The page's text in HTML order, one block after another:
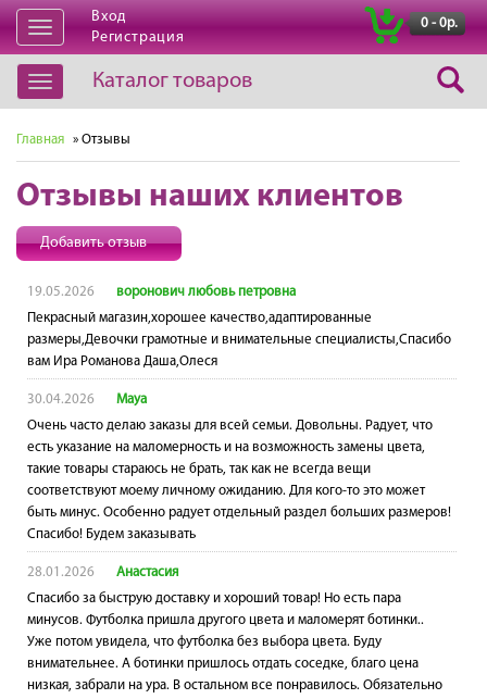
Открыть
навигацию
Вход
Регистрация
0 - 0р.
Открыть
навигацию
Каталог товаров
Главная » Отзывы
Отзывы наших клиентов
Добавить отзыв
19.05.2026
воронович любовь петровна
Пекрасный магазин,хорошее качество,адаптированные
размеры,Девочки грамотные и внимательные специалисты,Спасибо
вам Ира Романова Даша,Олеся
30.04.2026
Maya
Очень часто делаю заказы для всей семьи. Довольны. Радует, что
есть указание на маломерность и на возможность замены цвета,
такие товары стараюсь не брать, так как не всегда вещи
соответствуют моему личному ожиданию. Для кого-то это может
быть минус. Особенно радует отдельный раздел больших размеров!
Спасибо! Будем заказывать
28.01.2026
Анастасия
Спасибо за быструю доставку и хороший товар! Но есть пара
минусов. Футболка пришла другого цвета и маломерят ботинки..
Уже потом увидела, что футболка без выбора цвета. Буду
внимательнее. А ботинки пришлось отдать соседке, благо цена
низкая, забрали на ура. В остальном все понравилось. Обязательно